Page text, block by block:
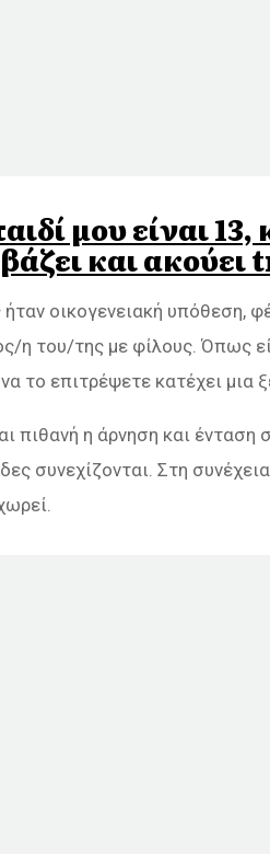
μου είναι
και
οικογενειακή υπόθεση,
η του/της με φίλους. Όπως
το επιτρέψετε κατέχει
πιθανή η άρνηση και ένταση
συνεχίζονται. Στη